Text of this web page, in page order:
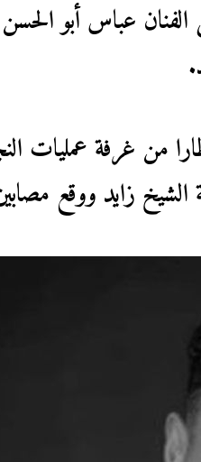
الفنان عباس أبو
من غرفة عمليات
زايد ووقع